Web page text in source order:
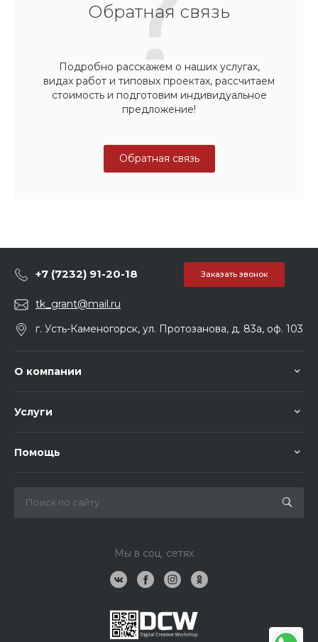
Обратная связь
Подробно расскажем о наших услугах,
видах работ и типовых проектах, рассчитаем
стоимость и подготовим индивидуальное
предложение!
Обратная связь
+7 (7232) 91-20-18 Заказать звонок
tk_grant@mail.ru
г. Усть-Каменогорск, ул. Протозанова, д. 83а, оф. 103
О компании
Услуги
Помощь
Мы в соц. сетях